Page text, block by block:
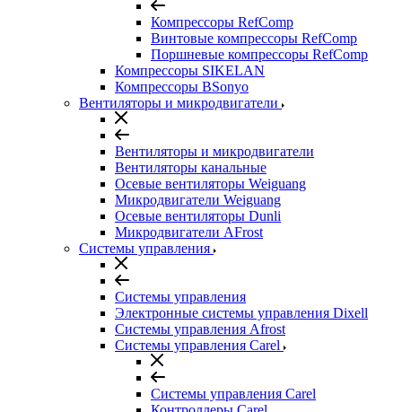
Компрессоры RefComp
Винтовые компрессоры RefComp
Поршневые компрессоры RefComp
Компрессоры SIKELAN
Компрессоры BSonyo
Вентиляторы и микродвигатели
Вентиляторы и микродвигатели
Вентиляторы канальные
Осевые вентиляторы Weiguang
Микродвигатели Weiguang
Осевые вентиляторы Dunli
Микродвигатели AFrost
Системы управления
Системы управления
Электронные системы управления Dixell
Системы управления Afrost
Системы управления Carel
Системы управления Carel